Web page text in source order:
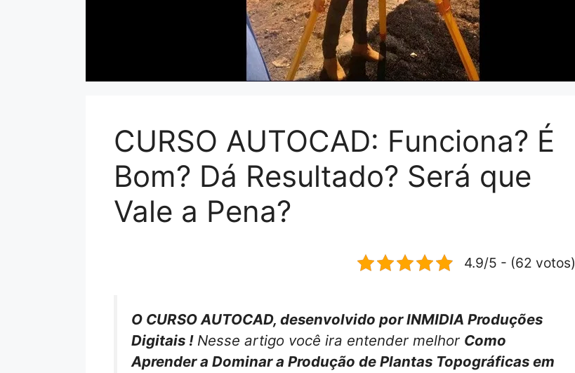
CURSO AUTOCAD: Funciona? É
Bom? Dá Resultado? Será que
Vale a Pena?
4.9/5 - (62 votos)
O CURSO AUTOCAD, desenvolvido por INMIDIA Produções
Digitais ! Nesse artigo você ira entender melhor Como
Aprender a Dominar a Produção de Plantas Topográficas em